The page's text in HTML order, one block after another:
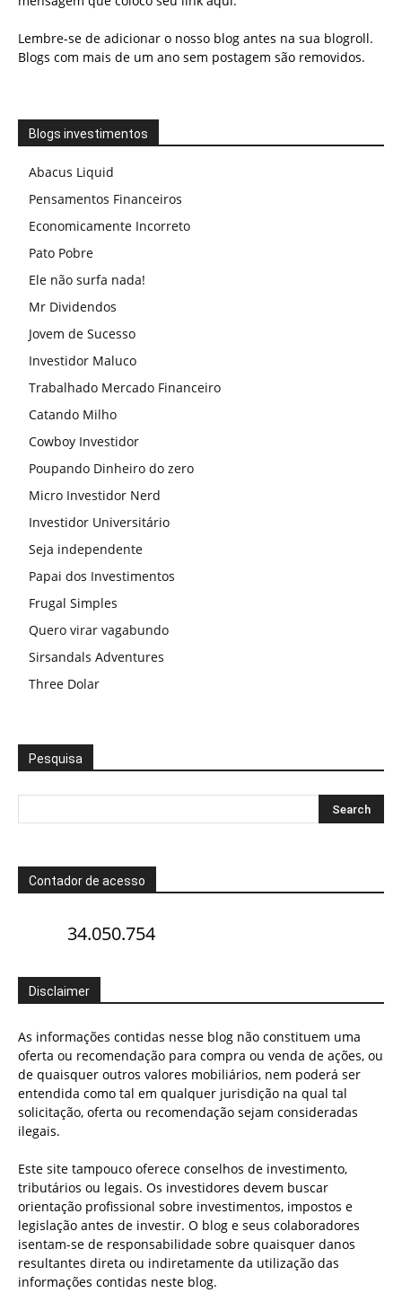
Lembre-se de adicionar o nosso blog antes na sua blogroll.
Blogs com mais de um ano sem postagem são removidos.
Blogs investimentos
Abacus Liquid
Pensamentos Financeiros
Economicamente Incorreto
Pato Pobre
Ele não surfa nada!
Mr Dividendos
Jovem de Sucesso
Investidor Maluco
Trabalhado Mercado Financeiro
Catando Milho
Cowboy Investidor
Poupando Dinheiro do zero
Micro Investidor Nerd
Investidor Universitário
Seja independente
Papai dos Investimentos
Frugal Simples
Quero virar vagabundo
Sirsandals Adventures
Three Dolar
Pesquisa
Contador de acesso
34.050.754
Disclaimer
As informações contidas nesse blog não constituem uma
oferta ou recomendação para compra ou venda de ações, ou
de quaisquer outros valores mobiliários, nem poderá ser
entendida como tal em qualquer jurisdição na qual tal
solicitação, oferta ou recomendação sejam consideradas
ilegais.
Este site tampouco oferece conselhos de investimento,
tributários ou legais. Os investidores devem buscar
orientação profissional sobre investimentos, impostos e
legislação antes de investir. O blog e seus colaboradores
isentam-se de responsabilidade sobre quaisquer danos
resultantes direta ou indiretamente da utilização das
informações contidas neste blog.